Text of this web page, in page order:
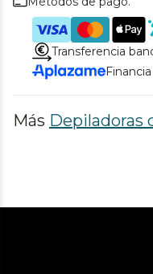
Transferencia
Más Depiladoras